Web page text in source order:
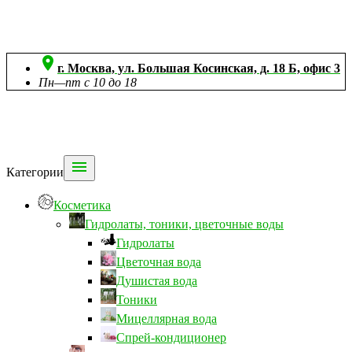
 г. Москва, ул. Большая Косинская, д. 18 Б, офис 3
Пн—пт с 10 до 18
Категории 
Косметика
Гидролаты, тоники, цветочные воды
Гидролаты
Цветочная вода
Душистая вода
Тоники
Мицеллярная вода
Спрей-кондиционер